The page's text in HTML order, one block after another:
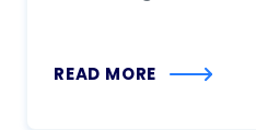
READ MORE